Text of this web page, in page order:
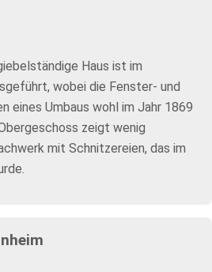
Haus ist im
wobei die Fenster- und
eines Umbaus wohl im Jahr 1869
zeigt wenig
mit Schnitzereien, das im